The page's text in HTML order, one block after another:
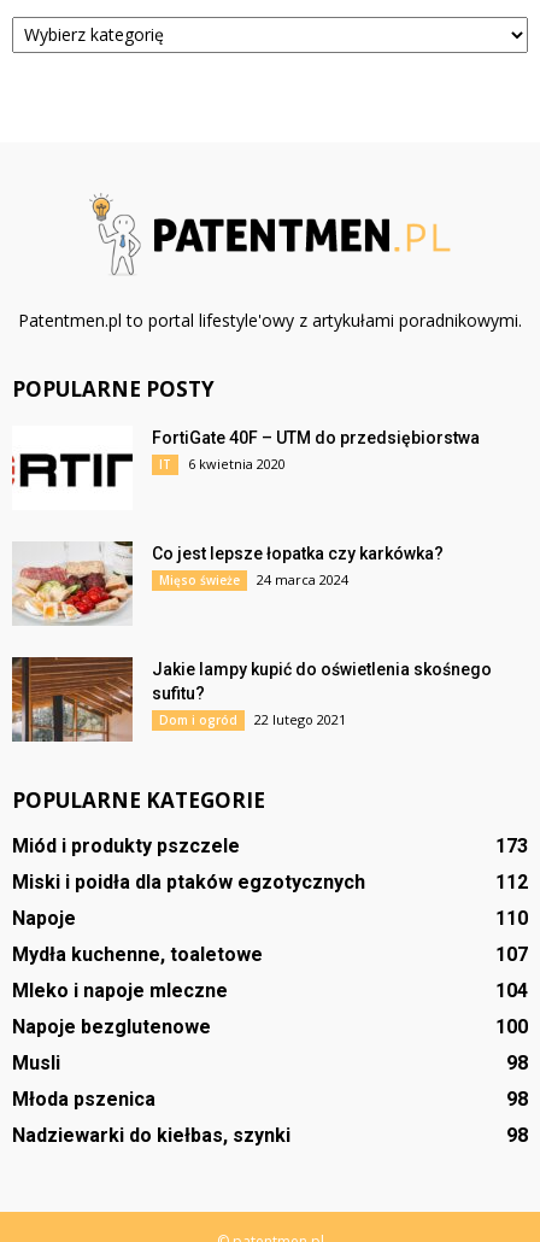
Kategorie
Patentmen.pl to portal lifestyle'owy z artykułami poradnikowymi.
POPULARNE POSTY
FortiGate 40F – UTM do przedsiębiorstwa
IT 6 kwietnia 2020
Co jest lepsze łopatka czy karkówka?
Mięso świeże 24 marca 2024
Jakie lampy kupić do oświetlenia skośnego
sufitu?
Dom i ogród 22 lutego 2021
POPULARNE KATEGORIE
Miód i produkty pszczele
173
Miski i poidła dla ptaków egzotycznych
112
Napoje
110
Mydła kuchenne, toaletowe
107
Mleko i napoje mleczne
104
Napoje bezglutenowe
100
Musli
98
Młoda pszenica
98
Nadziewarki do kiełbas, szynki
98